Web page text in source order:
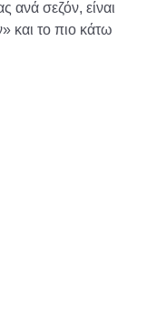
ανά σεζόν, είναι
και το πιο κάτω